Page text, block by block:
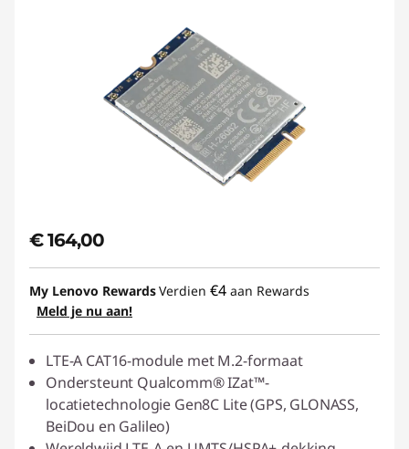
€ 164,00
My Lenovo RewardsVerdien €4 aan Rewards
Meld je nu aan!
LTE-A CAT16-module met M.2-formaat
Ondersteunt Qualcomm® IZat™-
locatietechnologie Gen8C Lite (GPS, GLONASS,
BeiDou en Galileo)